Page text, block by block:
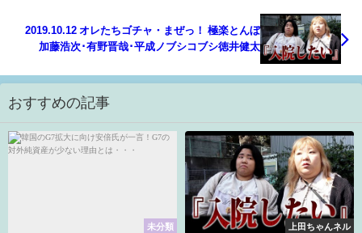
2019.10.12 オレたちゴチャ・まぜっ！ 極楽とんぼ
加藤浩次･有野晋哉･平成ノブシコブシ徳井健太
おすすめの記事
未分類 上田ちゃんネル